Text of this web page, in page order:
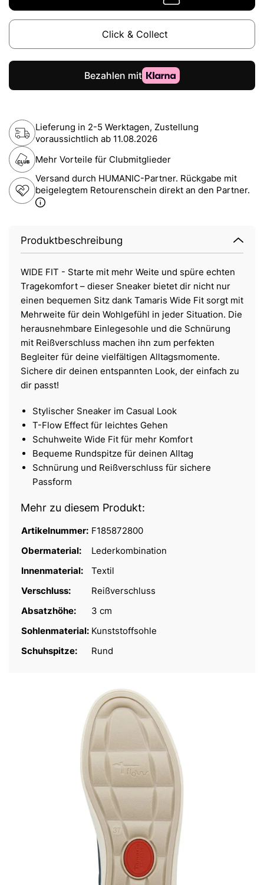
Click & Collect
Lieferung in 2-5 Werktagen, Zustellung
voraussichtlich ab 11.08.2026
Mehr Vorteile für Clubmitglieder
Versand durch HUMANIC-Partner. Rückgabe mit
beigelegtem Retourenschein direkt an den Partner.
Produktbeschreibung
WIDE FIT - Starte mit mehr Weite und spüre echten
Tragekomfort – dieser Sneaker bietet dir nicht nur
einen bequemen Sitz dank Tamaris Wide Fit sorgt mit
Mehrweite für dein Wohlgefühl in jeder Situation. Die
herausnehmbare Einlegesohle und die Schnürung
mit Reißverschluss machen ihn zum perfekten
Begleiter für deine vielfältigen Alltagsmomente.
Sichere dir deinen entspannten Look, der einfach zu
dir passt!
Stylischer Sneaker im Casual Look
T-Flow Effect für leichtes Gehen
Schuhweite Wide Fit für mehr Komfort
Bequeme Rundspitze für deinen Alltag
Schnürung und Reißverschluss für sichere
Passform
Mehr zu diesem Produkt:
Artikelnummer: F185872800
Obermaterial:
Lederkombination
Innenmaterial:
Textil
Verschluss:
Reißverschluss
Absatzhöhe:
3 cm
Sohlenmaterial: Kunststoffsohle
Schuhspitze:
Rund